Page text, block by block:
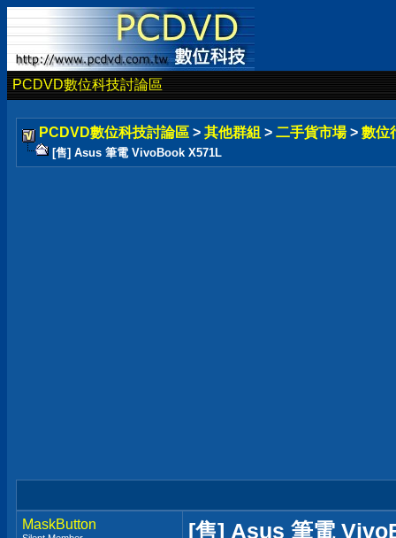
PCDVD數位科技討論區
PCDVD數位科技討論區 > 其他群組 > 二手貨市場 > 數位
[售] Asus 筆電 VivoBook X571L
MaskButton [售] Asus 筆電